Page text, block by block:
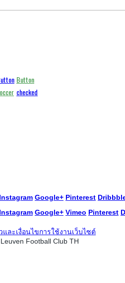
Button
checked
Instagram Google+ Pinterest
Instagram Google+ Vimeo Pinterest
ละเงื่อนไขการใช้งานเว็บไซต์
Football Club TH